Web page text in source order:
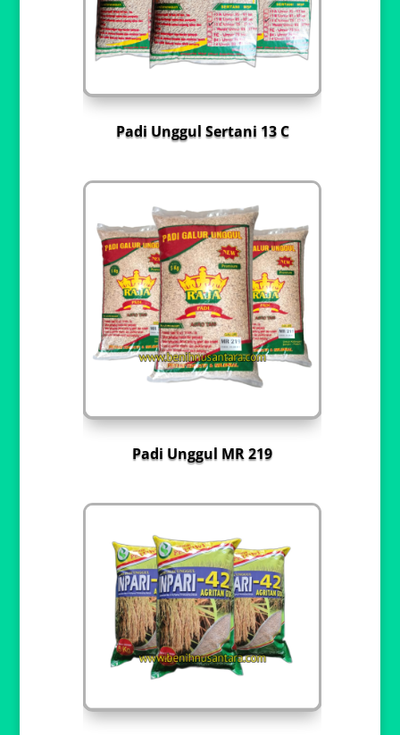
Padi Unggul Sertani 13 C
Padi Unggul MR 219